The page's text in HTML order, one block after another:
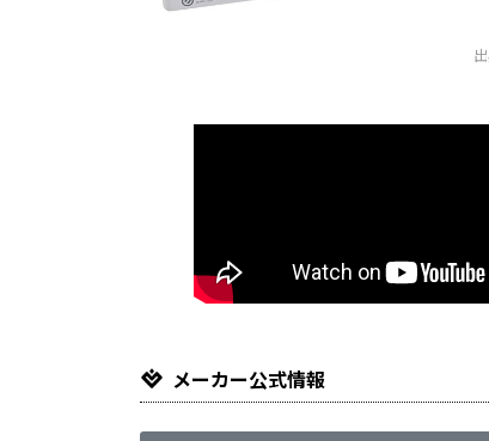
メーカー公式情報